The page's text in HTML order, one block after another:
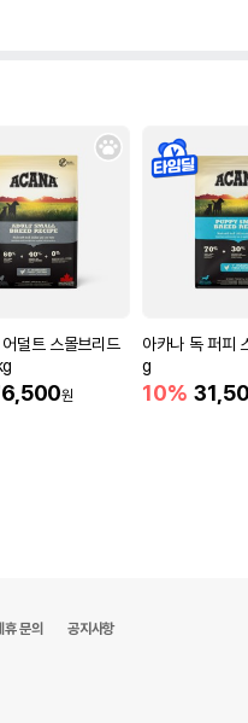
덜트 스몰브리드
원
아카나 독 퍼피
g
10%
휴 문의 공지사항